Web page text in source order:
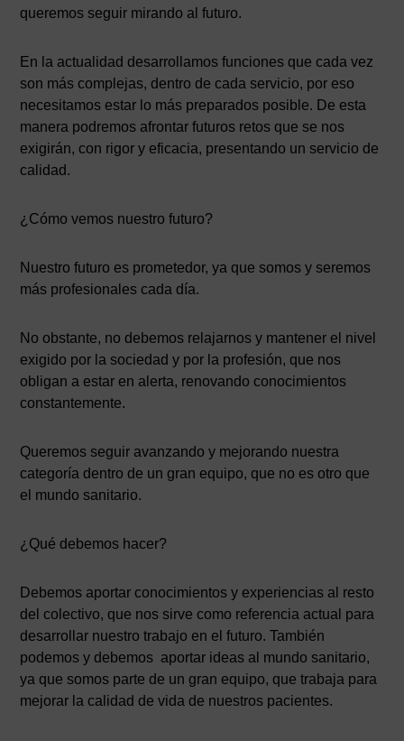
queremos seguir mirando al futuro.
En la actualidad desarrollamos funciones que cada vez
son más complejas, dentro de cada servicio, por eso
necesitamos estar lo más preparados posible. De esta
manera podremos afrontar futuros retos que se nos
exigirán, con rigor y eficacia, presentando un servicio de
calidad.
¿Cómo vemos nuestro futuro?
Nuestro futuro es prometedor, ya que somos y seremos
más profesionales cada día.
No obstante, no debemos relajarnos y mantener el nivel
exigido por la sociedad y por la profesión, que nos
obligan a estar en alerta, renovando conocimientos
constantemente.
Queremos seguir avanzando y mejorando nuestra
categoría dentro de un gran equipo, que no es otro que
el mundo sanitario.
¿Qué debemos hacer?
Debemos aportar conocimientos y experiencias al resto
del colectivo, que nos sirve como referencia actual para
desarrollar nuestro trabajo en el futuro. También
podemos y debemos aportar ideas al mundo sanitario,
ya que somos parte de un gran equipo, que trabaja para
mejorar la calidad de vida de nuestros pacientes.